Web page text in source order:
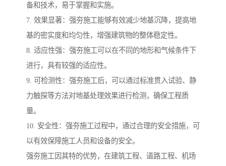
备和技术，易于掌握和实施。
7. 效果显著：强夯施工能够有效减少地基沉降，提高地
基的密实度和均匀性，增强建筑物的整体稳定性。
8. 适应性强：强夯施工可以在不同的地形和气候条件下
进行，具有较强的适应性。
9. 可检测性：强夯施工后，可以通过标准贯入试验、静
力触探等方法对地基处理效果进行检测，确保工程质
量。
10. 安全性：强夯施工过程中，通过合理的安全措施，可
以有效保障施工人员和设备的安全。
强夯施工因其特的优势，在建筑工程、道路工程、机场